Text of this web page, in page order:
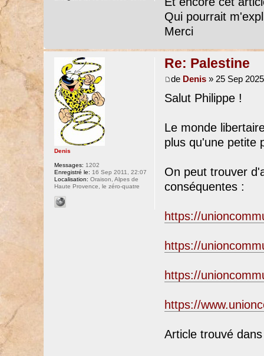
Qui pourrait
Merci
Re: Palestine
de Denis» 25 Sep
Salut Philippe !
Le monde
plus qu'une petite
On peut trouver
conséquentes :
https://
https://
https://
https://
Article trouvé
Denis
Messages: 1202
Enregistré le: 16 Sep 2011, 22:07
Localisation: Oraison, Alpes de
Haute Provence, le zéro-quatre